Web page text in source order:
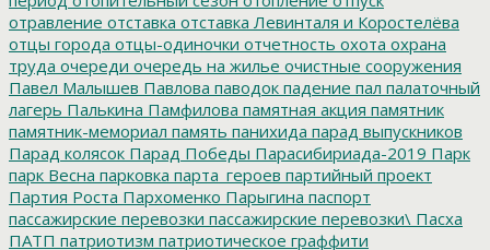
отравление отставка отставка Левинталя и Коростелёва
отцы города отцы-одиночки отчетность охота охрана
труда очереди очередь на жилье очистные сооружения
Павел Малышев Павлова паводок падение пал палаточный
лагерь Палькина Памфилова памятная акция памятник
памятник-мемориал память панихида парад выпускников
Парад колясок Парад Победы Парасибириада-2019 Парк
парк Весна парковка парта_героев партийный проект
Партия Роста Пархоменко Парыгина паспорт
пассажирские перевозки пассажирские перевозки\ Пасха
ПАТП патриотизм патриотическое граффити